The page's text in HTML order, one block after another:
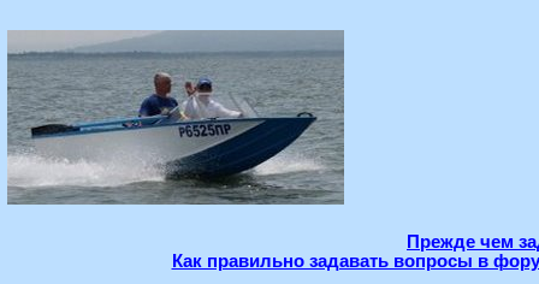
Прежде чем
Как правильно задавать вопросы в